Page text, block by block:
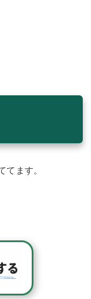
てます。